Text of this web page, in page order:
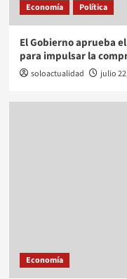
Economía Política
El Gobierno aprueba
para impulsar la
soloactualidad julio
Economía